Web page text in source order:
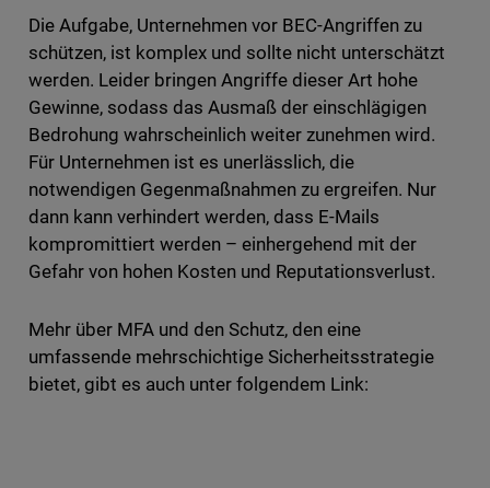
Die Aufgabe, Unternehmen vor BEC-Angriffen zu
schützen, ist komplex und sollte nicht unterschätzt
werden. Leider bringen Angriffe dieser Art hohe
Gewinne, sodass das Ausmaß der einschlägigen
Bedrohung wahrscheinlich weiter zunehmen wird.
Für Unternehmen ist es unerlässlich, die
notwendigen Gegenmaßnahmen zu ergreifen. Nur
dann kann verhindert werden, dass E-Mails
kompromittiert werden – einhergehend mit der
Gefahr von hohen Kosten und Reputationsverlust.
Mehr über MFA und den Schutz, den eine
umfassende mehrschichtige Sicherheitsstrategie
bietet, gibt es auch unter folgendem Link: